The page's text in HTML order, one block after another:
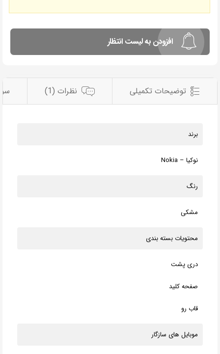
افزودن به لیست انتظار
توضیحات تکمیلی نظرات (1)
برند
نوکیا – Nokia
رنگ
مشکی
محتویات بسته بندی
دری پشت
صفحه کلید
قاب رو
موبایل های سازگار